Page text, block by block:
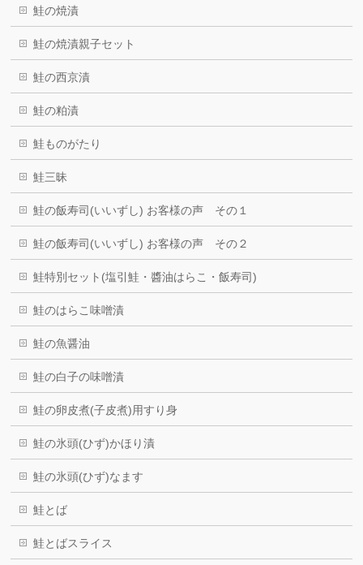
鮭の焼漬
鮭の焼漬親子セット
鮭の西京漬
鮭の粕漬
鮭ものがたり
鮭三昧
鮭の飯寿司(いいずし) お客様の声 その１
鮭の飯寿司(いいずし) お客様の声 その２
鮭特別セット(塩引鮭・醬油はらこ・飯寿司)
鮭のはらこ味噌漬
鮭の魚醤油
鮭の白子の味噌漬
鮭の卵皮煮(子皮煮)用すり身
鮭の氷頭(ひず)かほり漬
鮭の氷頭(ひず)なます
鮭とば
鮭とばスライス